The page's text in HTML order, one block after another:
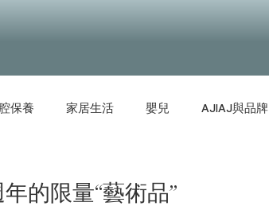
保養 家居生活 嬰兒 AJIAJ與品牌
的限量“藝術品”